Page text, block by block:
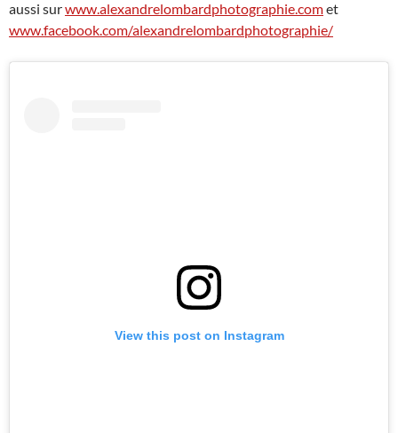
aussi surwww.alexandrelombardphotographie.comet
www.facebook.com/alexandrelombardphotographie/
View this post on Instagram